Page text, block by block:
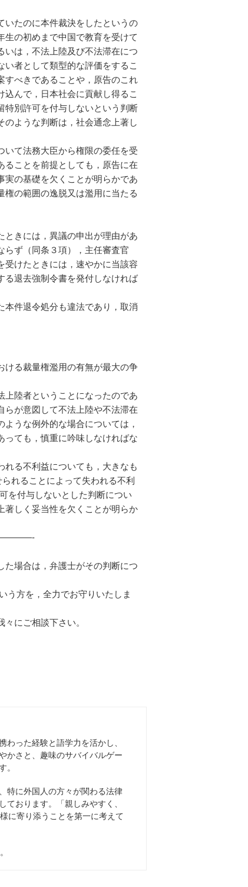
いたのに本件裁決をしたというの
生の初めまで中国で教育を受けて
いは，不法上陸及び不法滞在につ
者として類型的な評価をするこ
すべきであることや，原告のこれ
んで，日本社会に貢献し得るこ
特別許可を付与しないという判断
のような判断は，社会通念上著し
いて法務大臣から権限の委任を受
ることを前提としても，原告に在
実の基礎を欠くことが明らかであ
権の範囲の逸脱又は濫用に当たる
きには，異議の申出が理由があ
らず（同条３項），主任審査官
受けたときには，速やかに当該容
る退去強制令書を発付しなければ
件退令処分も違法であり，取消
ける裁量権濫用の有無が最大の争
上陸者ということになったのであ
らが意図して不法上陸や不法滞在
うな例外的な場合については，
っても，慎重に吟味しなければな
れる不利益についても，大きなも
れることによって失われる不利
を付与しないとした判断につい
著しく妥当性を欠くことが明らか
た場合は，弁護士がその判断につ
う方を，全力でお守りいたしま
にご相談下さい。
わった経験と語学力を活かし、
かさと、趣味のサバイバルゲー
。
特に外国人の方々が関わる法律
ております。「親しみやすく、
に寄り添うことを第一に考えて